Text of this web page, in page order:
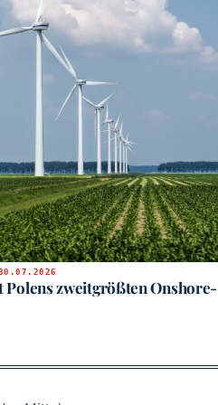
30.07.2026
Polens zweitgrößten Onshore-